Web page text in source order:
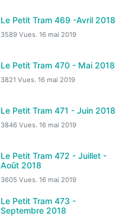
Le Petit Tram 469 -Avril 2018
3589 Vues. 16 mai 2019
Le Petit Tram 470 - Mai 2018
3821 Vues. 16 mai 2019
Le Petit Tram 471 - Juin 2018
3846 Vues. 16 mai 2019
Le Petit Tram 472 - Juillet -
Août 2018
3605 Vues. 16 mai 2019
Le Petit Tram 473 -
Septembre 2018